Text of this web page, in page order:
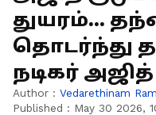
துயரம்...
தொடர்ந்து
நடிகர் அஜித்
Author : Vedarethinam
Published : May 30 2026,